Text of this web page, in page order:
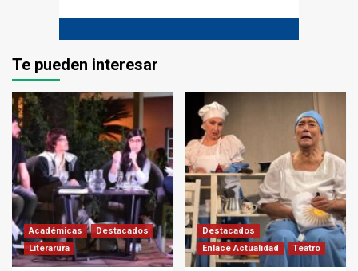
Te pueden interesar
Académicas
Destacados
Literarura
Destacados
Enlace Actualidad
Teatro